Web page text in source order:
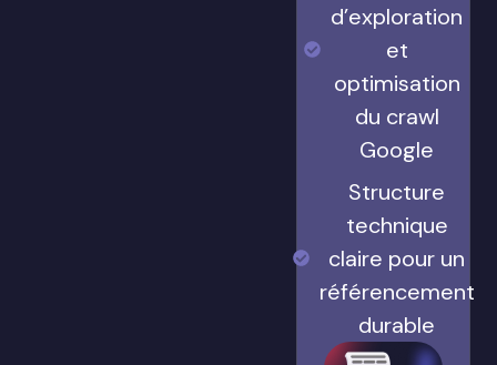
d’exploration
et
optimisation
du crawl
Google
Structure
technique
claire pour un
référencement
durable